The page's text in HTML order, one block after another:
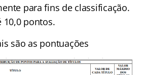
para fins de classificação.
10,0 pontos.
são as pontuações